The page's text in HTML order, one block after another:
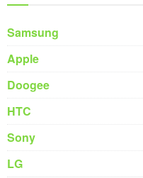
Samsung
Apple
Doogee
HTC
Sony
LG